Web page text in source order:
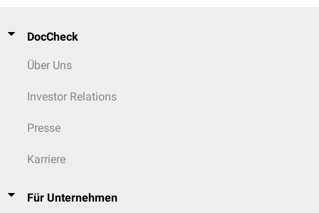
DocCheck
Über Uns
Investor Relations
Presse
Karriere
Für Unternehmen